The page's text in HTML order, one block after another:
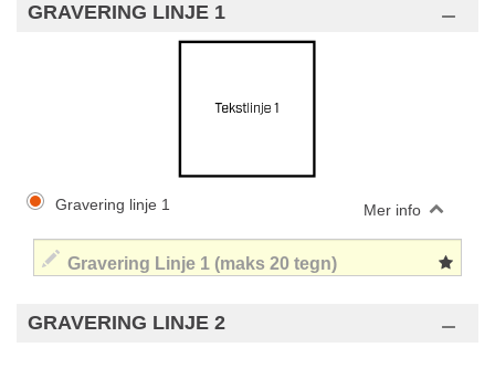
GRAVERING LINJE 1
Gravering linje 1 Mer info
GRAVERING LINJE 2